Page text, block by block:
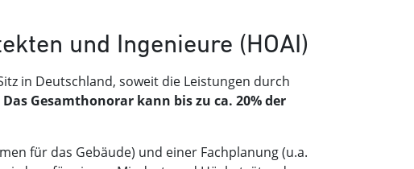
und Ingenieure (HOAI)
in Deutschland, soweit die Leistungen durch
Das Gesamthonorar kann bis zu ca. 20% der
für das Gebäude) und einer Fachplanung (u.a.